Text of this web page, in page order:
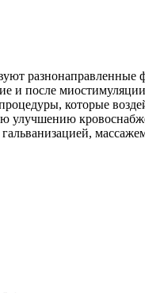
разнонаправленные
и после
которые
улучшению